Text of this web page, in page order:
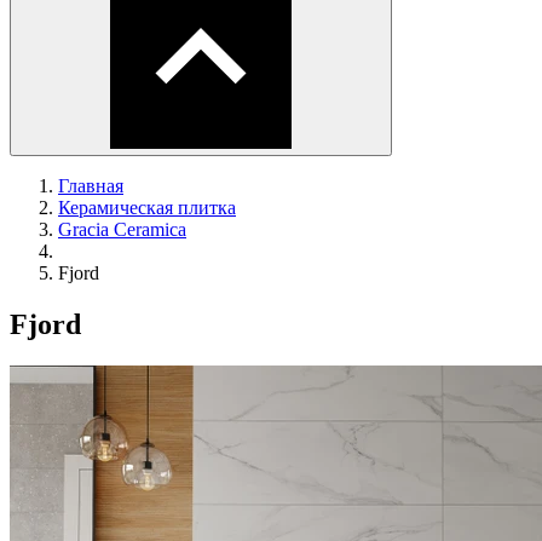
Главная
Керамическая плитка
Gracia Ceramica
Fjord
Fjord